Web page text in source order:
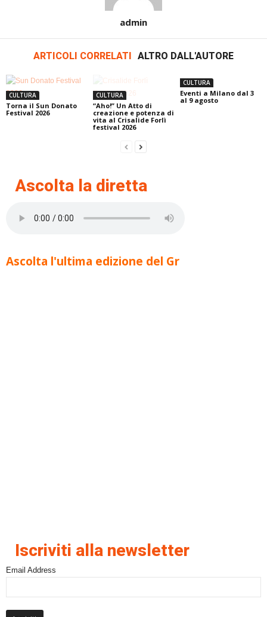
admin
ARTICOLI CORRELATI ALTRO DALL'AUTORE
CULTURA
Torna il Sun Donato
Festival 2026
CULTURA
“Aho!” Un Atto di
creazione e potenza di
vita al Crisalide Forlì
festival 2026
CULTURA
Eventi a Milano dal 3
al 9 agosto
Ascolta la diretta
Ascolta l'ultima edizione del Gr
Iscriviti alla newsletter
Email Address